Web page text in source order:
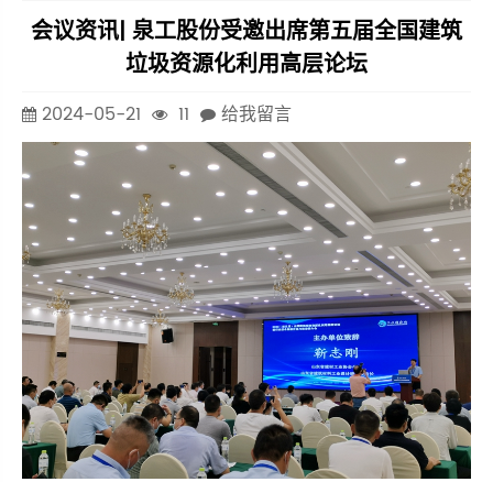
会议资讯| 泉工股份受邀出席第五届全国建筑
垃圾资源化利用高层论坛
2024-05-21 11 给我留言